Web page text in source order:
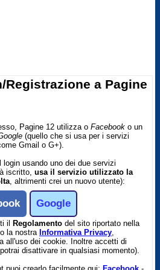
Registrazione a Pagine
Pagine 12 utilizza o Facebook o un
(quello che si usa per i servizi
Gmail o G+).
login usando uno dei due servizi
iscritto, usa il servizio utilizzato la
, altrimenti crei un nuovo utente):
Google
il Regolamento del sito riportato nella
la nostra Informativa Privacy,
all'uso dei cookie. Inoltre accetti di
disattivare in qualsiasi momento).